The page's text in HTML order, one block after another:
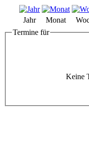
Jahr Monat
Termine für
Keine